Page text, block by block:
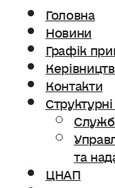
Головна
Новини
Графік
Контакти
та
ЦНАП